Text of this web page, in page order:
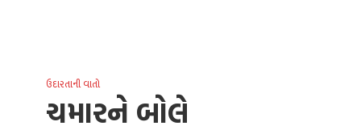
ઉદારતાની વાતો
ચમારને બોલે